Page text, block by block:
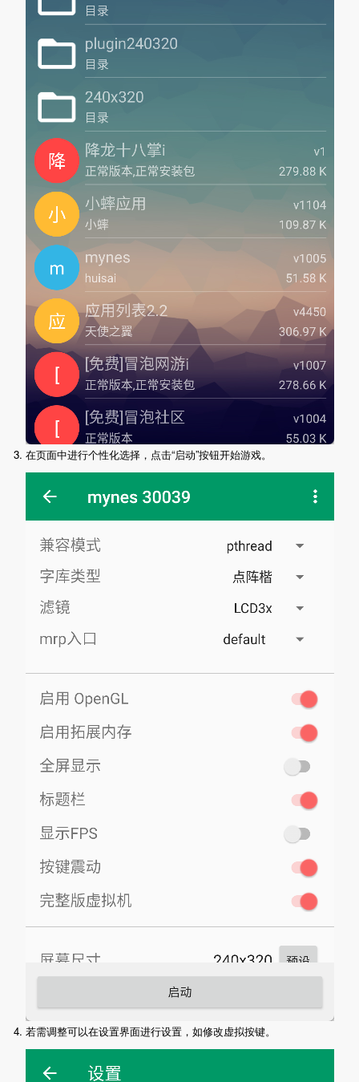
3. 在页面中进行个性化选择，点击“启动”按钮开始游戏。
4. 若需调整可以在设置界面进行设置，如修改虚拟按键。